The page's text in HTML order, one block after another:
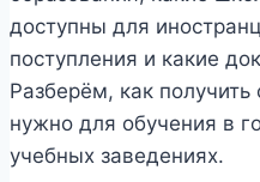
доступны для
поступления и какие
Разберём, как получить
нужно для обучения в
учебных заведениях.